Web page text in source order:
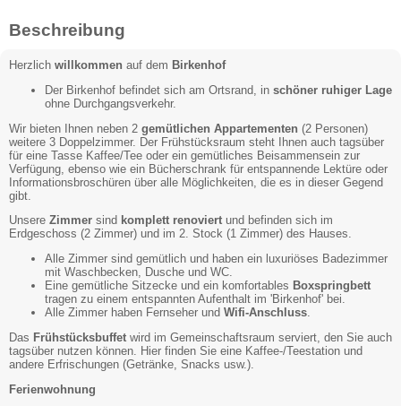
Beschreibung
Herzlich willkommen auf dem Birkenhof
Der Birkenhof befindet sich am Ortsrand, in schöner ruhiger Lage
ohne Durchgangsverkehr.
Wir bieten Ihnen neben 2 gemütlichen Appartementen (2 Personen)
weitere 3 Doppelzimmer. Der Frühstücksraum steht Ihnen auch tagsüber
für eine Tasse Kaffee/Tee oder ein gemütliches Beisammensein zur
Verfügung, ebenso wie ein Bücherschrank für entspannende Lektüre oder
Informationsbroschüren über alle Möglichkeiten, die es in dieser Gegend
gibt.
Unsere Zimmer sind komplett renoviert und befinden sich im
Erdgeschoss (2 Zimmer) und im 2. Stock (1 Zimmer) des Hauses.
Alle Zimmer sind gemütlich und haben ein luxuriöses Badezimmer
mit Waschbecken, Dusche und WC.
Eine gemütliche Sitzecke und ein komfortables Boxspringbett
tragen zu einem entspannten Aufenthalt im 'Birkenhof' bei.
Alle Zimmer haben Fernseher und Wifi-Anschluss.
Das Frühstücksbuffet wird im Gemeinschaftsraum serviert, den Sie auch
tagsüber nutzen können. Hier finden Sie eine Kaffee-/Teestation und
andere Erfrischungen (Getränke, Snacks usw.).
Ferienwohnung